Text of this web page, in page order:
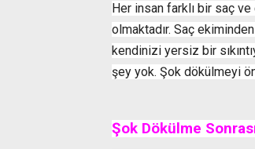
Her insan farklı bir saç
olmaktadır. Saç
kendinizi yersiz bir
şey yok. Şok dökülmeyi
Şok Dökülme